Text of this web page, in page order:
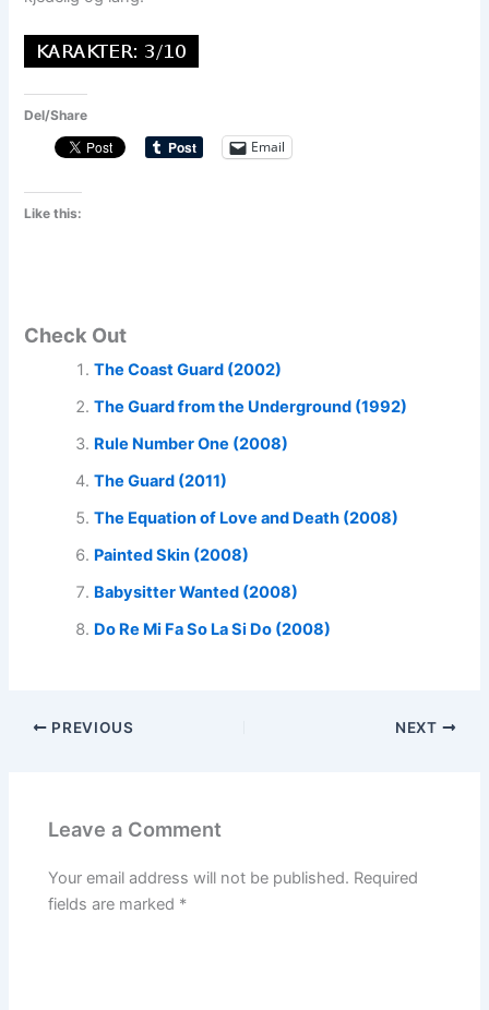
Del/Share
Email
Like this:
Check Out
The Coast Guard (2002)
The Guard from the Underground (1992)
Rule Number One (2008)
The Guard (2011)
The Equation of Love and Death (2008)
Painted Skin (2008)
Babysitter Wanted (2008)
Do Re Mi Fa So La Si Do (2008)
PREVIOUS NEXT
Leave a Comment
Your email address will not be published. Required
fields are marked *